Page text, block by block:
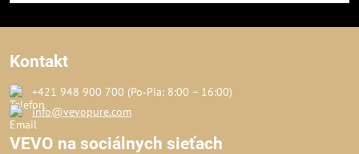
Kontakt
+421 948 900 700 (Po‑Pia: 8:00 – 16:00)
info@vevopure.com
VEVO na sociálnych sieťach